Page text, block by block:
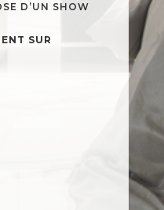
D’UN SHOW
SUR